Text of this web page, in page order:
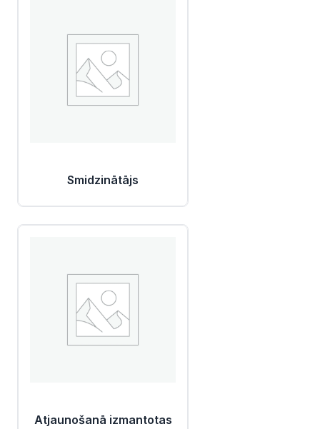
Smidzinātājs
Atjaunošanā izmantotas